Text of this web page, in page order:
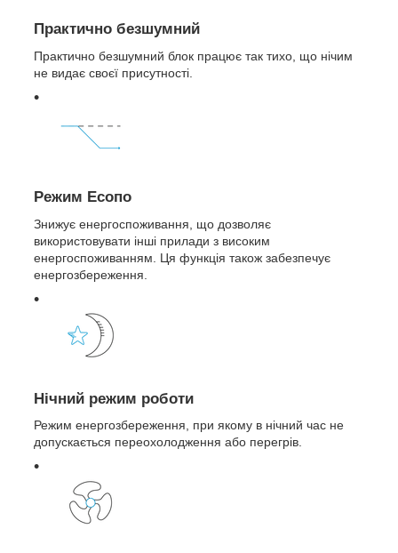
Практично безшумний
Практично безшумний блок працює так тихо, що нічим
не видає своєї присутності.
Режим Есопо
Знижує енергоспоживання, що дозволяє
використовувати інші прилади з високим
енергоспоживанням. Ця функція також забезпечує
енергозбереження.
Нічний режим роботи
Режим енергозбереження, при якому в нічний час не
допускається переохолодження або перегрів.